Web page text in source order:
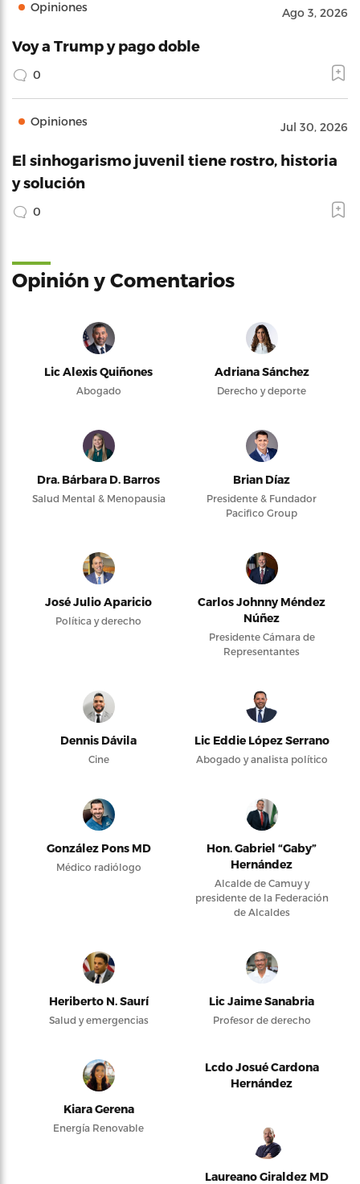
Opiniones Ago 3, 2026
Voy a Trump y pago doble
0
Opiniones Jul 30, 2026
El sinhogarismo juvenil tiene rostro, historia
y solución
0
Opinión y Comentarios
Lic Alexis Quiñones
Abogado
Adriana Sánchez
Derecho y deporte
Dra. Bárbara D. Barros
Salud Mental & Menopausia
Brian Díaz
Presidente & Fundador
Pacifico Group
José Julio Aparicio
Política y derecho
Carlos Johnny Méndez
Núñez
Presidente Cámara de
Representantes
Dennis Dávila
Cine
Lic Eddie López Serrano
Abogado y analista político
González Pons MD
Médico radiólogo
Hon. Gabriel “Gaby”
Hernández
Alcalde de Camuy y
presidente de la Federación
de Alcaldes
Heriberto N. Saurí
Salud y emergencias
Lic Jaime Sanabria
Profesor de derecho
Kiara Gerena
Energía Renovable
Lcdo Josué Cardona
Hernández
Laureano Giraldez MD